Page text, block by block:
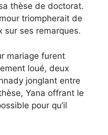
thèse de doctorat.
triompherait de
sur ses remarques.
mariage furent
loué, deux
jonglant entre
Yana offrant le
pour qu’il